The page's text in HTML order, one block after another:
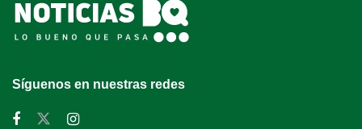
Síguenos en nuestras redes